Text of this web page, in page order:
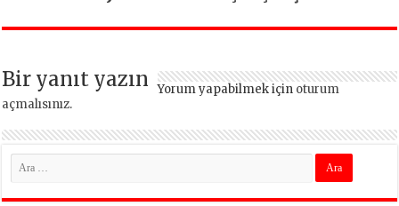
Bir yanıt yazın Yorum yapabilmek için oturum
açmalısınız.